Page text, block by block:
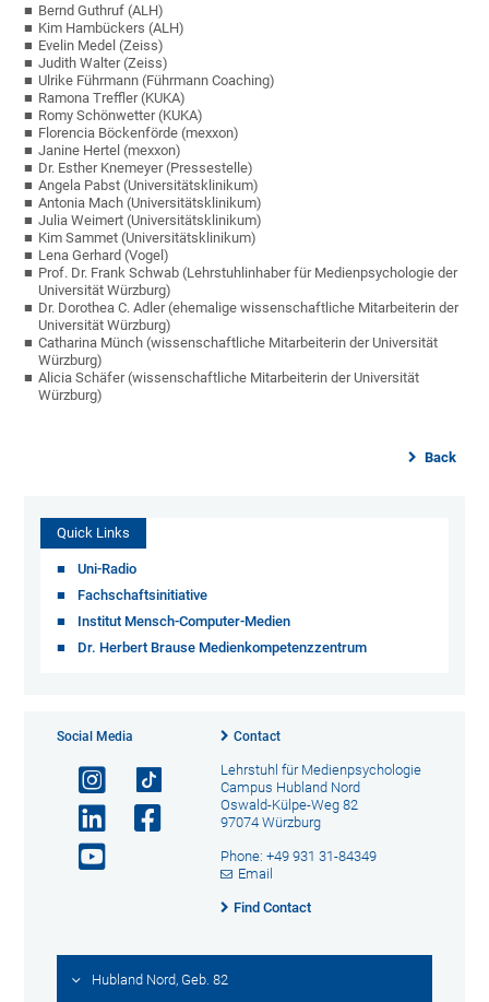
Bernd Guthruf (ALH)
Kim Hambückers (ALH)
Evelin Medel (Zeiss)
Judith Walter (Zeiss)
Ulrike Führmann (Führmann Coaching)
Ramona Treffler (KUKA)
Romy Schönwetter (KUKA)
Florencia Böckenförde (mexxon)
Janine Hertel (mexxon)
Dr. Esther Knemeyer (Pressestelle)
Angela Pabst (Universitätsklinikum)
Antonia Mach (Universitätsklinikum)
Julia Weimert (Universitätsklinikum)
Kim Sammet (Universitätsklinikum)
Lena Gerhard (Vogel)
Prof. Dr. Frank Schwab (Lehrstuhlinhaber für Medienpsychologie der
Universität Würzburg)
Dr. Dorothea C. Adler (ehemalige wissenschaftliche Mitarbeiterin der
Universität Würzburg)
Catharina Münch (wissenschaftliche Mitarbeiterin der Universität
Würzburg)
Alicia Schäfer (wissenschaftliche Mitarbeiterin der Universität
Würzburg)
Back
Quick Links
Uni-Radio
Fachschaftsinitiative
Institut Mensch-Computer-Medien
Dr. Herbert Brause Medienkompetenzzentrum
Social Media Contact
Lehrstuhl für Medienpsychologie
Campus Hubland Nord
Oswald-Külpe-Weg 82
97074 Würzburg
Phone: +49 931 31-84349
Email
Find Contact
Hubland Nord, Geb. 82